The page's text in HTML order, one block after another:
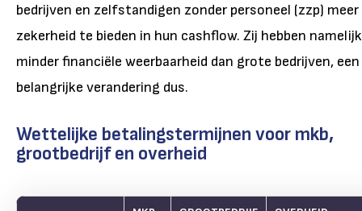
bedrijven en zelfstandigen zonder personeel (zzp) meer
zekerheid te bieden in hun cashflow. Zij hebben namelijk
minder financiële weerbaarheid dan grote bedrijven, een
belangrijke verandering dus.
Wettelijke betalingstermijnen voor mkb,
grootbedrijf en overheid